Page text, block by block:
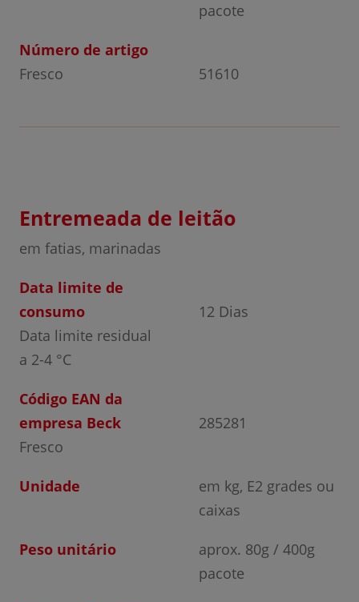
pacote
Número de artigo
Fresco
51610
Entremeada de leitão
em fatias, marinadas
Data limite de
consumo
Data limite residual
a 2-4 °C
12 Dias
Código EAN da
empresa Beck
Fresco
285281
Unidade
em kg, E2 grades ou
caixas
Peso unitário
aprox. 80g / 400g
pacote